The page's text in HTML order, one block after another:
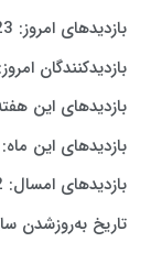
بازدیدهای امروز:
بازدیدکنندگان امروز:
بازدیدهای این
بازدیدهای این ماه:
بازدیدهای امسال:
تاریخ به‌روزشدن